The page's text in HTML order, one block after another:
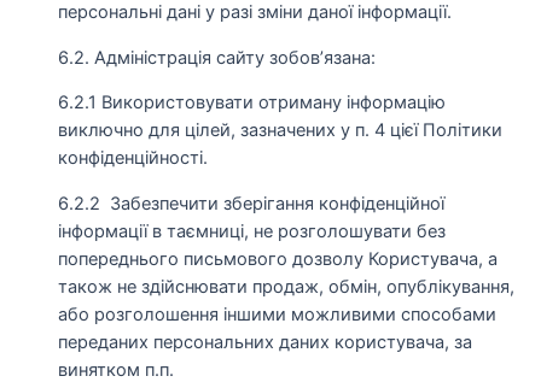
персональні дані у разі зміни даної інформації.
6.2. Адміністрація сайту зобов’язана:
6.2.1 Використовувати отриману інформацію
виключно для цілей, зазначених у п. 4 цієї Політики
конфіденційності.
6.2.2 Забезпечити зберігання конфіденційної
інформації в таємниці, не розголошувати без
попереднього письмового дозволу Користувача, а
також не здійснювати продаж, обмін, опублікування,
або розголошення іншими можливими способами
переданих персональних даних користувача, за
винятком п.п.